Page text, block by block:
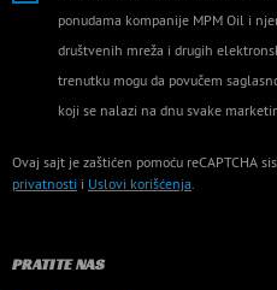
ponudama kompanije MPM Oil i
društvenih mreža i drugih
trenutku mogu da povučem
koji se nalazi na dnu svake
Ovaj sajt je zaštićen pomoću reCAPTCHA
privatnosti i Uslovi korišćenja.
PRATITE NAS